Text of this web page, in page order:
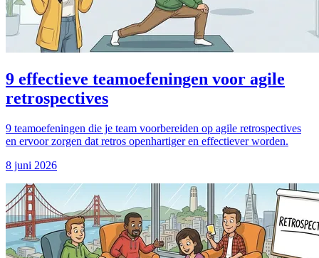
9 effectieve teamoefeningen voor agile
retrospectives
9 teamoefeningen die je team voorbereiden op agile retrospectives
en ervoor zorgen dat retros openhartiger en effectiever worden.
8 juni 2026